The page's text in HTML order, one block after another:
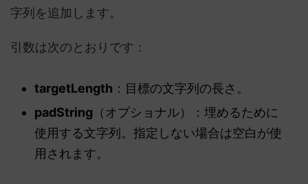
字列を追加します。
引数は次のとおりです：
targetLength ：目標の文字列の長さ。
padString （オプショナル）：埋めるために
使用する文字列。指定しない場合は空白が使
用されます。